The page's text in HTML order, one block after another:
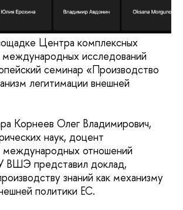
Центра комплексных
международных исследований
семинар «Производство
легитимации внешней
Корнеев Олег Владимирович,
наук, доцент
отношений
представил доклад,
знаний как механизму
политики ЕС.